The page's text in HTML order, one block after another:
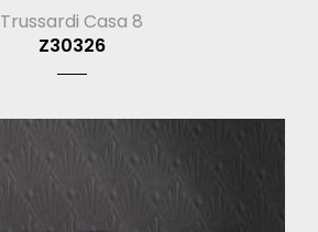
Trussardi Casa 8
Z30326